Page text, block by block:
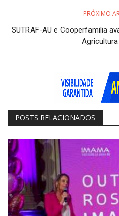
PRÓXIMO
SUTRAF-AU e Cooperfamilia
POSTS RELACIONADOS